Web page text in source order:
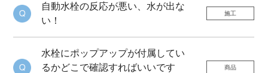
自動水栓の反応が悪い、水が出な
い！
施工
水栓にポップアップが付属してい
るかどこで確認すればいいです
商品